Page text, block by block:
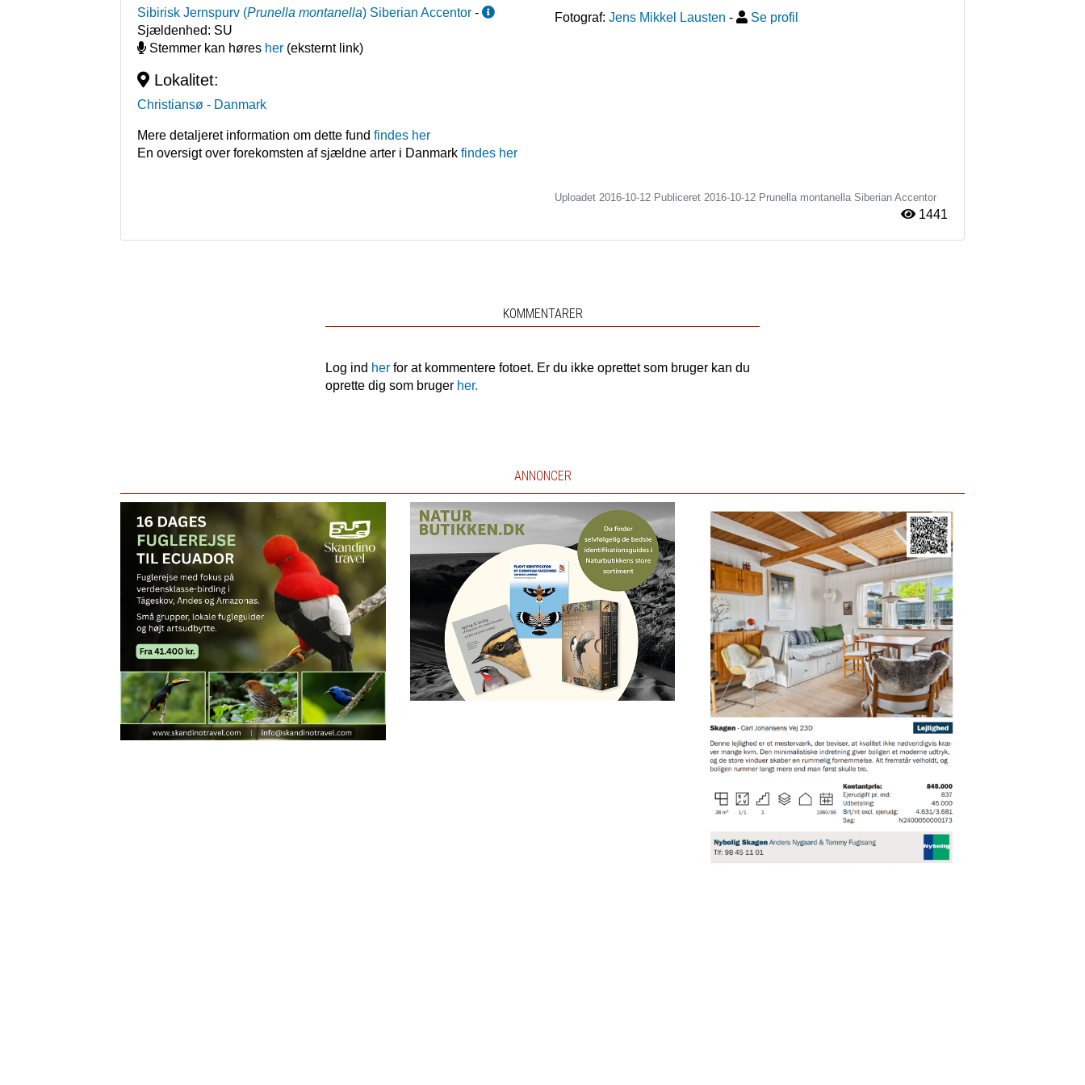
Sibirisk Jernspurv (Prunella montanella) Siberian Accentor -
Sjældenhed: SU
Stemmer kan høres her (eksternt link)
Lokalitet:
Christiansø - Danmark
Mere detaljeret information om dette fund findes her
En oversigt over forekomsten af sjældne arter i Danmark findes her
Fotograf: Jens Mikkel Lausten - Se profil
Uploadet 2016-10-12 Publiceret 2016-10-12 Prunella montanella Siberian Accentor
1441
KOMMENTARER
Log ind her for at kommentere fotoet. Er du ikke oprettet som bruger kan du
oprette dig som bruger her.
ANNONCER